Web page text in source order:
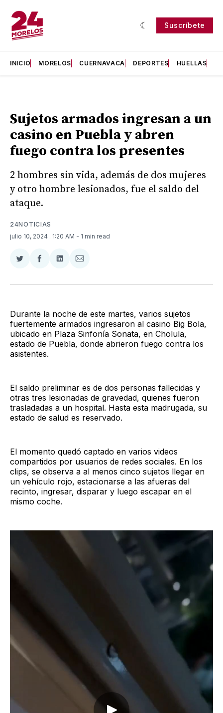
Suscríbete
INICIO MORELOS CUERNAVACA DEPORTES HUELLAS
Sujetos armados ingresan a un
casino en Puebla y abren
fuego contra los presentes
2 hombres sin vida, además de dos mujeres
y otro hombre lesionados, fue el saldo del
ataque.
24NOTICIAS
julio 10, 2024 . 1:20 AM - 1 min read
Compartir
Twitter
Compartir
Facebook
Compartir
LinkedIn
Compartir
Email
Durante la noche de este martes, varios sujetos
fuertemente armados ingresaron al casino Big Bola,
ubicado en Plaza Sinfonía Sonata, en Cholula,
estado de Puebla, donde abrieron fuego contra los
asistentes.
El saldo preliminar es de dos personas fallecidas y
otras tres lesionadas de gravedad, quienes fueron
trasladadas a un hospital. Hasta esta madrugada, su
estado de salud es reservado.
El momento quedó captado en varios videos
compartidos por usuarios de redes sociales. En los
clips, se observa a al menos cinco sujetos llegar en
un vehículo rojo, estacionarse a las afueras del
recinto, ingresar, disparar y luego escapar en el
mismo coche.